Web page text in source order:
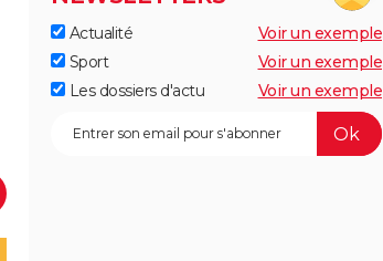
Actualité
Voir un exemple
Sport
Voir un exemple
Les dossiers d'actu
Voir un exemple